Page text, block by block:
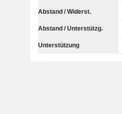
Abstand / Widerst.
Abstand / Unterstützg.
Unterstützung